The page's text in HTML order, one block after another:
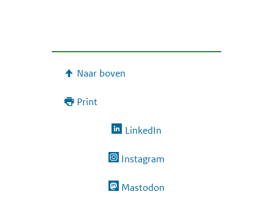
Naar boven
Print
LinkedIn
Instagram
Mastodon